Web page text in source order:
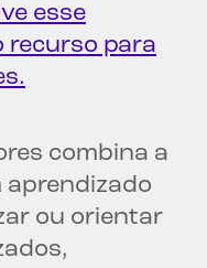
esse
recurso para
combina a
aprendizado
ou orientar